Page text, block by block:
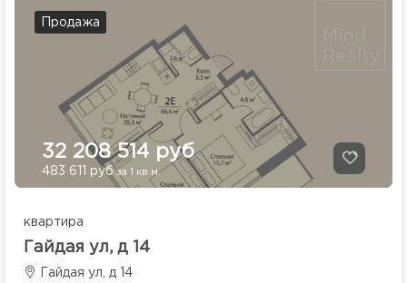
Продажа
32 208 514 руб
483 611 руб за 1 кв.м.
квартира
Гайдая ул, д 14
Гайдая ул, д 14